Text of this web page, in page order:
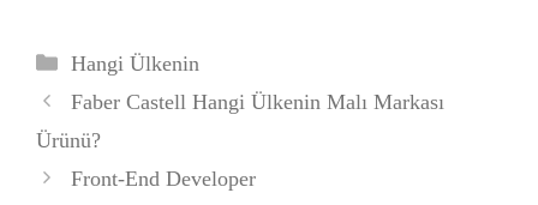
Kategoriler
Hangi Ülkenin
Faber Castell Hangi Ülkenin Malı Markası
Ürünü?
Front-End Developer